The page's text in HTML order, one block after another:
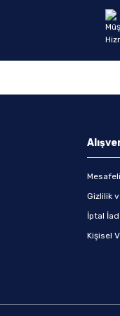
Gizlilik
İptal
Kişisel